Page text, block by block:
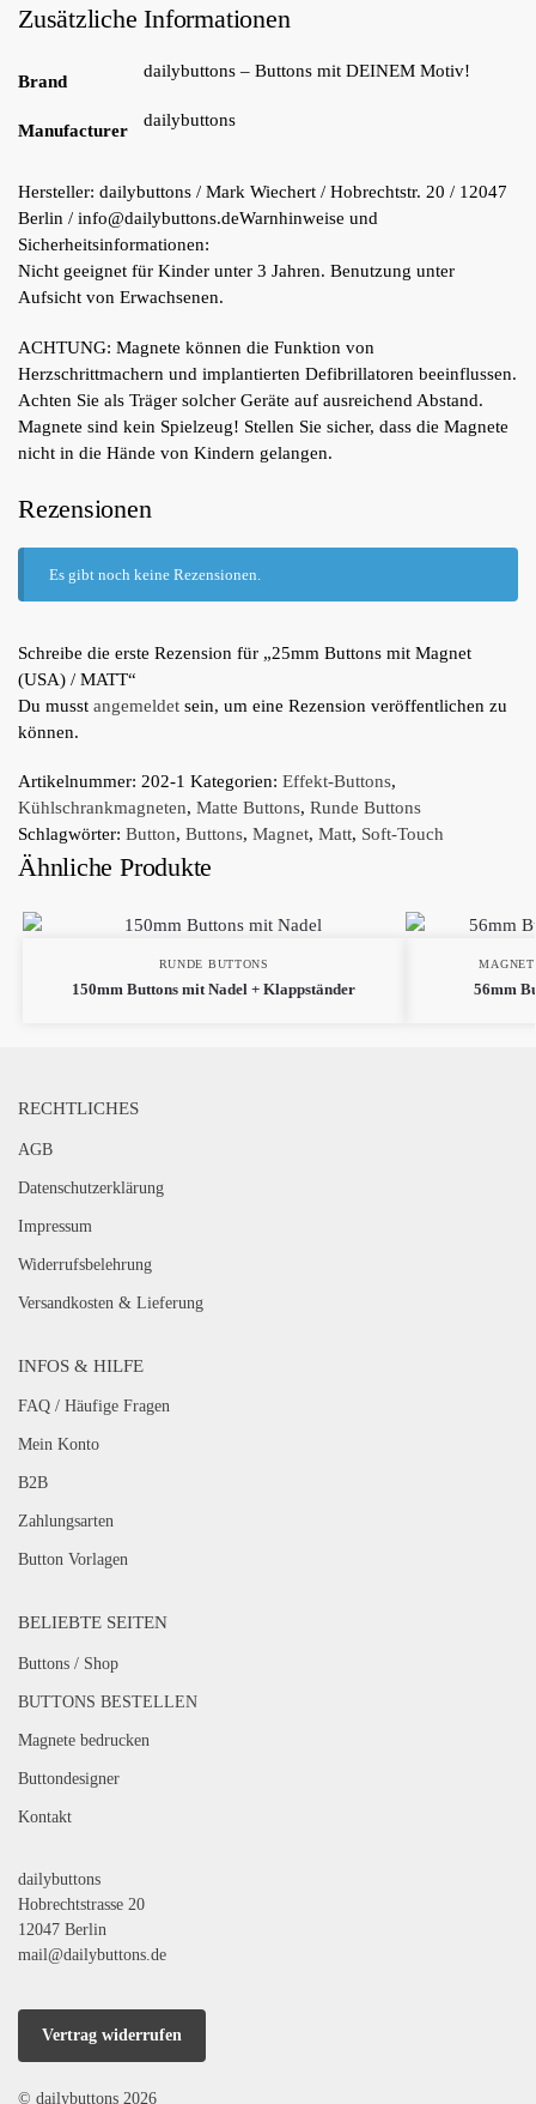
Zusätzliche Informationen
Brand
dailybuttons – Buttons mit DEINEM Motiv!
Manufacturer
dailybuttons
Hersteller: dailybuttons / Mark Wiechert / Hobrechtstr. 20 / 12047
Berlin / info@dailybuttons.deWarnhinweise und
Sicherheitsinformationen:
Nicht geeignet für Kinder unter 3 Jahren. Benutzung unter
Aufsicht von Erwachsenen.
ACHTUNG: Magnete können die Funktion von
Herzschrittmachern und implantierten Defibrillatoren beeinflussen.
Achten Sie als Träger solcher Geräte auf ausreichend Abstand.
Magnete sind kein Spielzeug! Stellen Sie sicher, dass die Magnete
nicht in die Hände von Kindern gelangen.
Rezensionen
Es gibt noch keine Rezensionen.
Schreibe die erste Rezension für „25mm Buttons mit Magnet
(USA) / MATT“
Du musst angemeldet sein, um eine Rezension veröffentlichen zu
können.
Artikelnummer: 202-1 Kategorien: Effekt-Buttons,
Kühlschrankmagneten, Matte Buttons, Runde Buttons
Schlagwörter: Button, Buttons, Magnet, Matt, Soft-Touch
Ähnliche Produkte
RUNDE BUTTONS
150mm Buttons mit Nadel + Klappständer 56mm
RECHTLICHES
AGB
Datenschutzerklärung
Impressum
Widerrufsbelehrung
Versandkosten & Lieferung
INFOS & HILFE
FAQ / Häufige Fragen
Mein Konto
B2B
Zahlungsarten
Button Vorlagen
BELIEBTE SEITEN
Buttons / Shop
BUTTONS BESTELLEN
Magnete bedrucken
Buttondesigner
Kontakt
dailybuttons
Hobrechtstrasse 20
12047 Berlin
mail@dailybuttons.de
Vertrag widerrufen
© dailybuttons 2026